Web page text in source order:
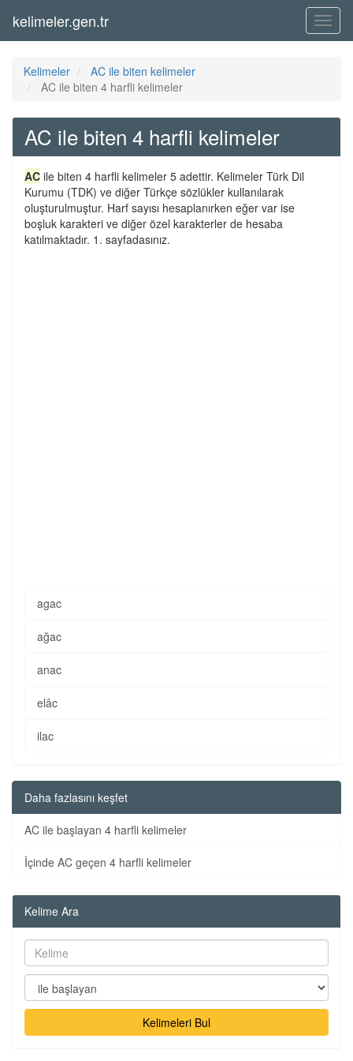
Menü
kelimeler.gen.tr
Kelimeler
AC ile biten kelimeler
AC ile biten 4 harfli kelimeler
AC ile biten 4 harfli kelimeler
AC ile biten 4 harfli kelimeler 5 adettir. Kelimeler Türk Dil
Kurumu (TDK) ve diğer Türkçe sözlükler kullanılarak
oluşturulmuştur. Harf sayısı hesaplanırken eğer var ise
boşluk karakteri ve diğer özel karakterler de hesaba
katılmaktadır. 1. sayfadasınız.
agac
ağac
anac
elâc
ilac
Daha fazlasını keşfet
AC ile başlayan 4 harfli kelimeler
İçinde AC geçen 4 harfli kelimeler
Kelime Ara
Kelimeleri Bul